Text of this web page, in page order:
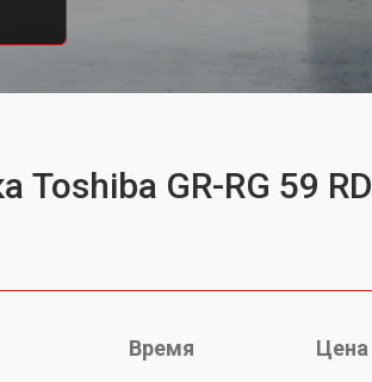
GR-RG 59 RD
Время Цена